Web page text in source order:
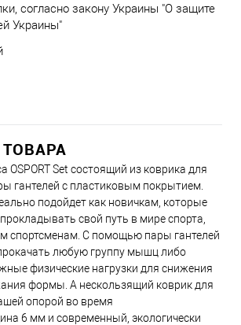
согласно закону Украины "О защите
Украины"
OSPORT Set состоящий из коврика для
гантелей с пластиковым покрытием.
подойдет как новичкам, которые
свой путь в мире спорта,
спортсменам. С помощью пары гантелей
любую группу мышц либо
физические нагрузки для снижения
формы. А нескользящий коврик для
опорой во время
6 мм и современный, экологически